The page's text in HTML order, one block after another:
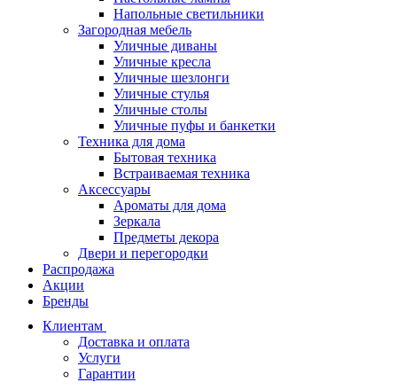
Напольные светильники
Загородная мебель
Уличные диваны
Уличные кресла
Уличные шезлонги
Уличные стулья
Уличные столы
Уличные пуфы и банкетки
Техника для дома
Бытовая техника
Встраиваемая техника
Аксессуары
Ароматы для дома
Зеркала
Предметы декора
Двери и перегородки
Распродажа
Акции
Бренды
Клиентам
Доставка и оплата
Услуги
Гарантии